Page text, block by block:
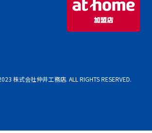
株式会社仲井工務店. ALL RIGHTS RESERVED.